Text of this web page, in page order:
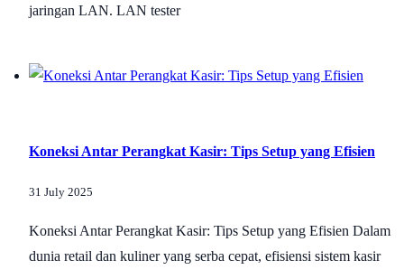
jaringan LAN. LAN tester
Koneksi Antar Perangkat Kasir: Tips Setup yang Efisien
31 July 2025
Koneksi Antar Perangkat Kasir: Tips Setup yang Efisien Dalam
dunia retail dan kuliner yang serba cepat, efisiensi sistem kasir